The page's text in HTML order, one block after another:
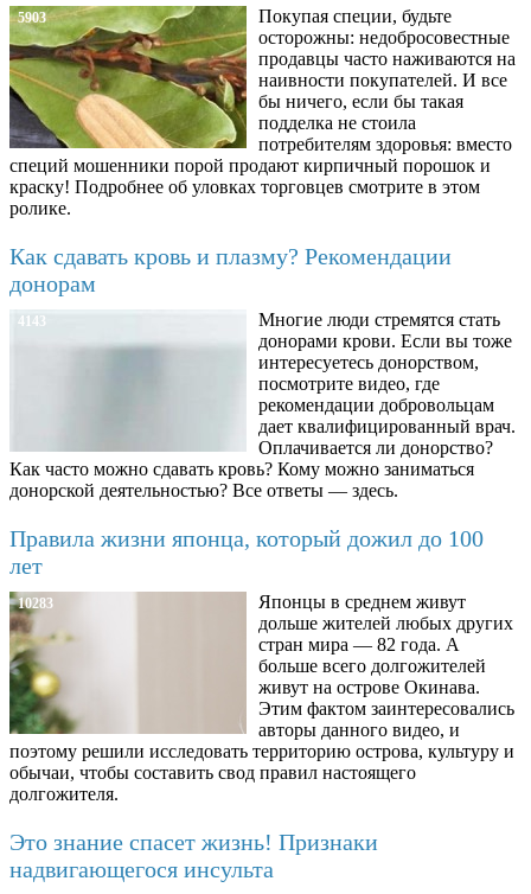
5903
Покупая специи, будьте
осторожны: недобросовестные
продавцы часто наживаются на
наивности покупателей. И все
бы ничего, если бы такая
подделка не стоила
потребителям здоровья: вместо
специй мошенники порой продают кирпичный порошок и
краску! Подробнее об уловках торговцев смотрите в этом
ролике.
Как сдавать кровь и плазму? Рекомендации
донорам
4143
Многие люди стремятся стать
донорами крови. Если вы тоже
интересуетесь донорством,
посмотрите видео, где
рекомендации добровольцам
дает квалифицированный врач.
Оплачивается ли донорство?
Как часто можно сдавать кровь? Кому можно заниматься
донорской деятельностью? Все ответы — здесь.
Правила жизни японца, который дожил до 100
лет
10283
Японцы в среднем живут
дольше жителей любых других
стран мира — 82 года. А
больше всего долгожителей
живут на острове Окинава.
Этим фактом заинтересовались
авторы данного видео, и
поэтому решили исследовать территорию острова, культуру и
обычаи, чтобы составить свод правил настоящего
долгожителя.
Это знание спасет жизнь! Признаки
надвигающегося инсульта